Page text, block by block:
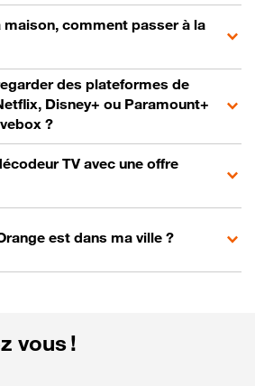
maison, comment passer à la
des plateformes de
Disney+ ou Paramount+
?
TV avec une offre
est dans ma ville ?
vous !